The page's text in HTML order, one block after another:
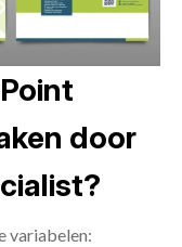
door
variabelen: